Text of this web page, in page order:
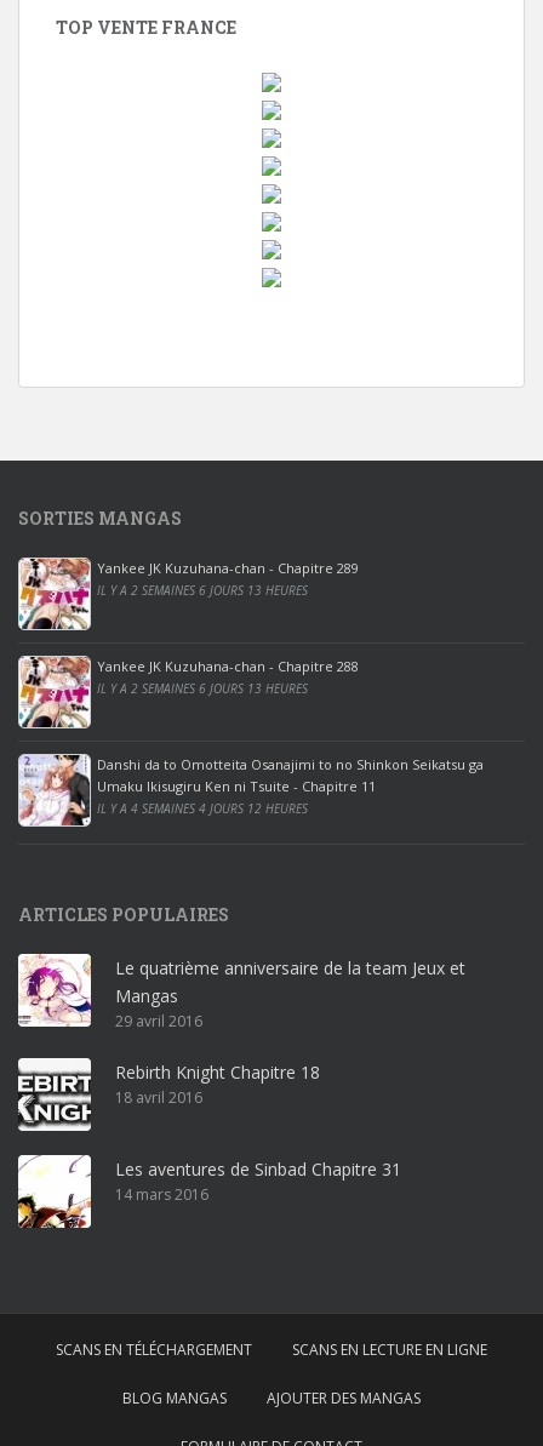
TOP VENTE FRANCE
d
0
p
r
o
o
ff
i
c
e
2
0
1
r
o
ff
i
c
e
3
r
d
SORTIES MANGAS
Yankee JK Kuzuhana-chan - Chapitre 289
IL Y A 2 SEMAINES 6 JOURS 13 HEURES
Yankee JK Kuzuhana-chan - Chapitre 288
IL Y A 2 SEMAINES 6 JOURS 13 HEURES
Danshi da to Omotteita Osanajimi to no Shinkon Seikatsu ga
Umaku Ikisugiru Ken ni Tsuite - Chapitre 11
IL Y A 4 SEMAINES 4 JOURS 12 HEURES
ARTICLES POPULAIRES
Le quatrième anniversaire de la team Jeux et
Mangas
29 avril 2016
Rebirth Knight Chapitre 18
18 avril 2016
Les aventures de Sinbad Chapitre 31
14 mars 2016
SCANS EN TÉLÉCHARGEMENT SCANS EN LECTURE EN LIGNE
BLOG MANGAS AJOUTER DES MANGAS